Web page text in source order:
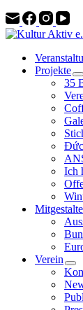
Projekte
35
Ich
Verein